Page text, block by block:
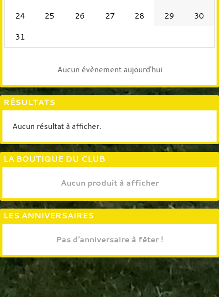
24
25 26 27 28 29
30
31
Aucun évènement aujourd'hui
RÉSULTATS
Aucun résultat à afficher.
LA BOUTIQUE DU CLUB
Aucun produit à afficher
LES ANNIVERSAIRES
Pas d'anniversaire à fêter !